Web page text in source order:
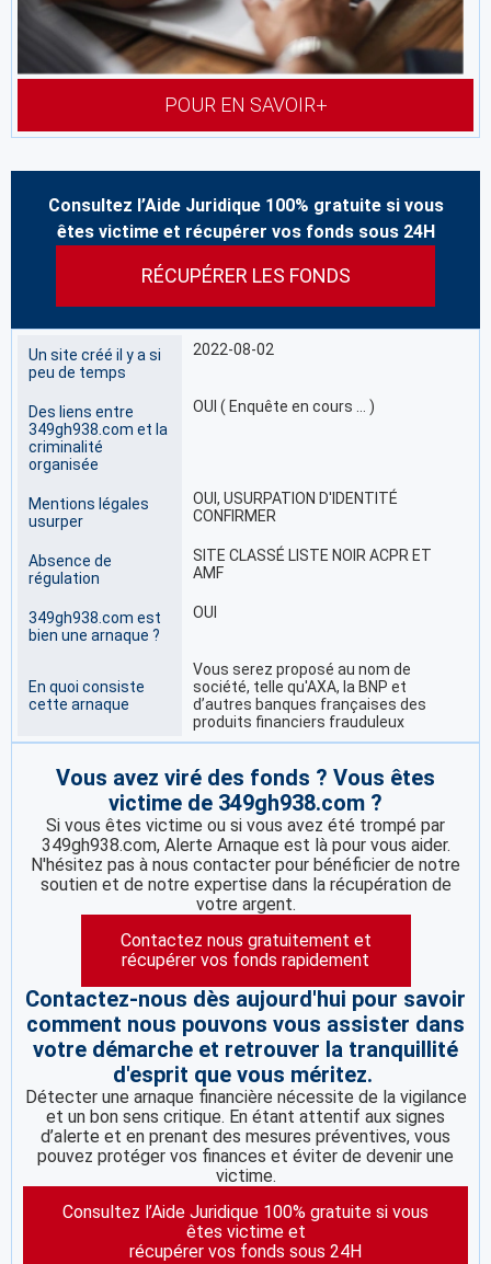
POUR EN SAVOIR+
Consultez l’Aide Juridique 100% gratuite si vous
êtes victime et récupérer vos fonds sous 24H
RÉCUPÉRER LES FONDS
Un site créé il y a si
peu de temps
2022-08-02
Des liens entre
349gh938.com et la
criminalité
organisée
OUI ( Enquête en cours … )
Mentions légales
usurper
OUI, USURPATION D'IDENTITÉ
CONFIRMER
Absence de
régulation
SITE CLASSÉ LISTE NOIR ACPR ET
AMF
349gh938.com est
bien une arnaque ?
OUI
En quoi consiste
cette arnaque
Vous serez proposé au nom de
société, telle qu'AXA, la BNP et
d’autres banques françaises des
produits financiers frauduleux
Vous avez viré des fonds ? Vous êtes
victime de 349gh938.com ?
Si vous êtes victime ou si vous avez été trompé par
349gh938.com, Alerte Arnaque est là pour vous aider.
N'hésitez pas à nous contacter pour bénéficier de notre
soutien et de notre expertise dans la récupération de
votre argent.
Contactez nous gratuitement et
récupérer vos fonds rapidement
Contactez-nous dès aujourd'hui pour savoir
comment nous pouvons vous assister dans
votre démarche et retrouver la tranquillité
d'esprit que vous méritez.
Détecter une arnaque financière nécessite de la vigilance
et un bon sens critique. En étant attentif aux signes
d’alerte et en prenant des mesures préventives, vous
pouvez protéger vos finances et éviter de devenir une
victime.
Consultez l’Aide Juridique 100% gratuite si vous
êtes victime et
récupérer vos fonds sous 24H